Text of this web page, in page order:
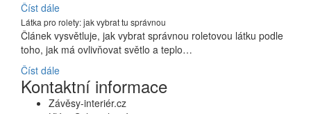
Číst dále
Látka pro rolety: jak vybrat tu správnou
Článek vysvětluje, jak vybrat správnou roletovou látku podle
toho, jak má ovlivňovat světlo a teplo…
Číst dále
Kontaktní informace
Závěsy-interiér.cz